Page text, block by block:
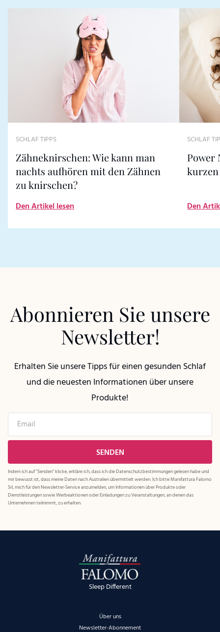
SCHLAF TIPPS
Zähneknirschen: Wie kann man
nachts aufhören mit den Zähnen
zu knirschen?
Den Artikel lesen
SCHLAF
Power
Den
Abonnieren Sie unsere
Newsletter!
Erhalten Sie unsere Tipps für einen gesunden Schlaf
und die neuesten Informationen über unsere
Produkte!
Indem ich auf "Senden" klicke, erkläre ich, dass ich dieDatenschutzbestimmungengelesen habe und
mir bewusst ist, dass meine Daten nach Australien übermittelt werden. Ich bitte Manifattura Falomo
Srl, mich für den Newsletter-Service anzumelden, um Informationen über Produkte oder
Dienstleistungen sowie Werbeaktionen oder Einladungen zu Veranstaltungen, an denen das
Unternehmen teilnimmt, zu erhalten.
Sleep Different
Über uns
Newsletter-Abonnement